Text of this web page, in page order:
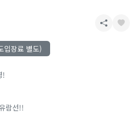
입장료 별도)
!
람선!!